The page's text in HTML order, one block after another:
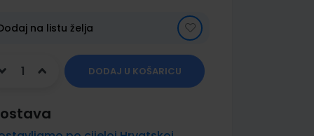
na listu želja
DODAJ U KOŠARICU